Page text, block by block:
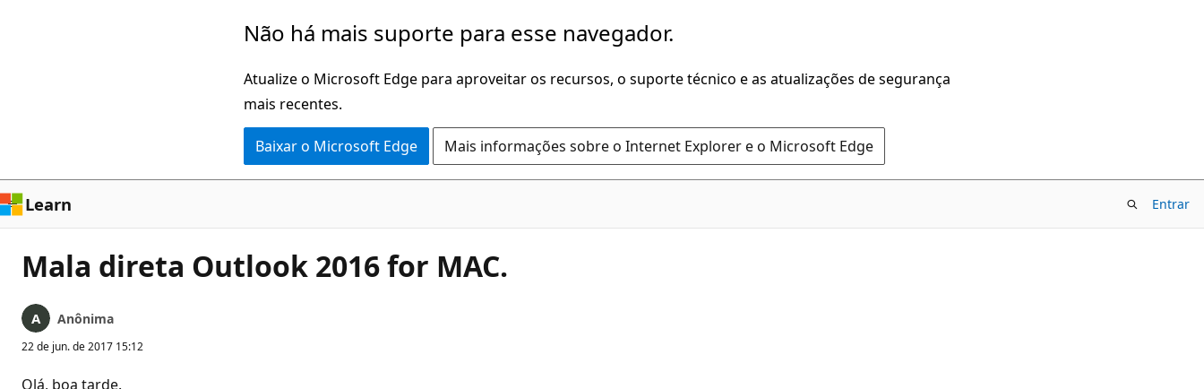
Não há mais suporte para esse navegador.
Atualize o Microsoft Edge para aproveitar os recursos, o suporte técnico e as atualizações de segurança
mais recentes.
Baixar o Microsoft Edge Mais informações sobre o Internet Explorer e o Microsoft Edge
Learn Entrar
Mala direta Outlook 2016 for MAC.
Anônima
22 de jun. de 2017 15:12
Olá, boa tarde.